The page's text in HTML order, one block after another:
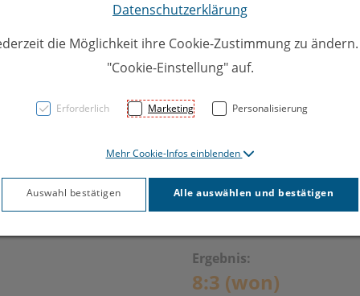
EHC
Ergebnis:
8:3 (won)
Datenschutzerklärung
die Möglichkeit ihre Cookie-Zustimmung zu
"Cookie-Einstellung" auf.
Erforderlich Marketing Personalisierung
Mehr Cookie-Infos einblenden
Auswahl bestätigen Alle auswählen und bestätigen